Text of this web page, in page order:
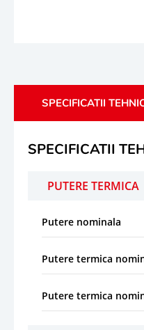
SPECIFICATII
SPECIFICATII
PUTERE TERMICA
Putere nominala
Putere termica
Putere termica